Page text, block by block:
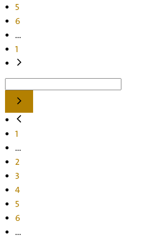
5
6
...
1
1
...
2
3
4
5
6
...